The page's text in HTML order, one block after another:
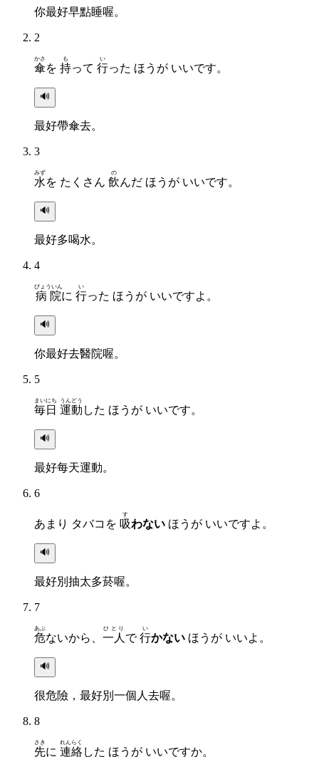
你最好早點睡喔。
2
傘
かさ
を 持
も
って 行
い
った ほうが いいです。
🔊
最好帶傘去。
3
水
みず
を たくさん 飲
の
んだ ほうが いいです。
🔊
最好多喝水。
4
病院
びょういん
に 行
い
った ほうが いいですよ。
🔊
你最好去醫院喔。
5
毎日
まいにち
運動
うんどう
した ほうが いいです。
🔊
最好每天運動。
6
あまり タバコを 吸
す
わない ほうが いいですよ。
🔊
最好別抽太多菸喔。
7
危
あぶ
ないから、 一人
ひとり
で行
い
かない ほうが いいよ。
🔊
很危險，最好別一個人去喔。
8
先
さき
に 連絡
れんらく
した ほうが いいですか。